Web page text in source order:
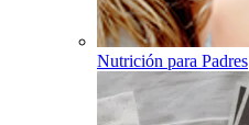
Nutrición para Padres